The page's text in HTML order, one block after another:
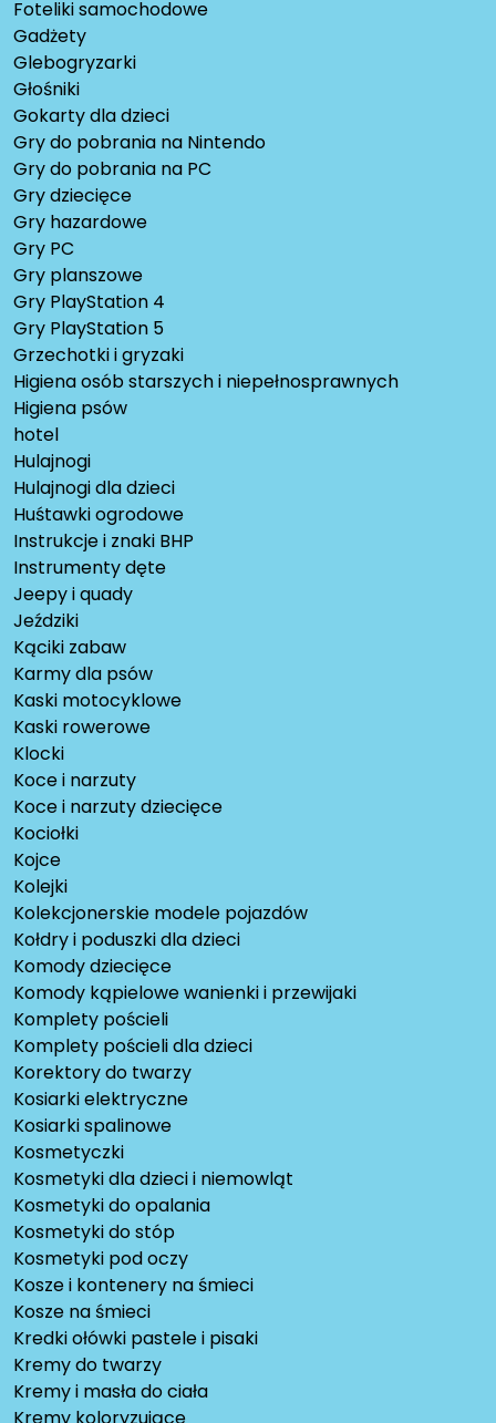
Foteliki samochodowe
Gadżety
Glebogryzarki
Głośniki
Gokarty dla dzieci
Gry do pobrania na Nintendo
Gry do pobrania na PC
Gry dziecięce
Gry hazardowe
Gry PC
Gry planszowe
Gry PlayStation 4
Gry PlayStation 5
Grzechotki i gryzaki
Higiena osób starszych i niepełnosprawnych
Higiena psów
hotel
Hulajnogi
Hulajnogi dla dzieci
Huśtawki ogrodowe
Instrukcje i znaki BHP
Instrumenty dęte
Jeepy i quady
Jeździki
Kąciki zabaw
Karmy dla psów
Kaski motocyklowe
Kaski rowerowe
Klocki
Koce i narzuty
Koce i narzuty dziecięce
Kociołki
Kojce
Kolejki
Kolekcjonerskie modele pojazdów
Kołdry i poduszki dla dzieci
Komody dziecięce
Komody kąpielowe wanienki i przewijaki
Komplety pościeli
Komplety pościeli dla dzieci
Korektory do twarzy
Kosiarki elektryczne
Kosiarki spalinowe
Kosmetyczki
Kosmetyki dla dzieci i niemowląt
Kosmetyki do opalania
Kosmetyki do stóp
Kosmetyki pod oczy
Kosze i kontenery na śmieci
Kosze na śmieci
Kredki ołówki pastele i pisaki
Kremy do twarzy
Kremy i masła do ciała